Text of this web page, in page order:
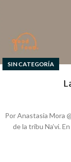
SIN CATEGORÍA
Por Anastasia Mora
de la tribu Na’vi.